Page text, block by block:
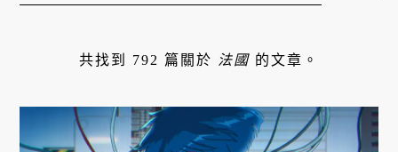
共找到 792 篇關於 法國 的文章。